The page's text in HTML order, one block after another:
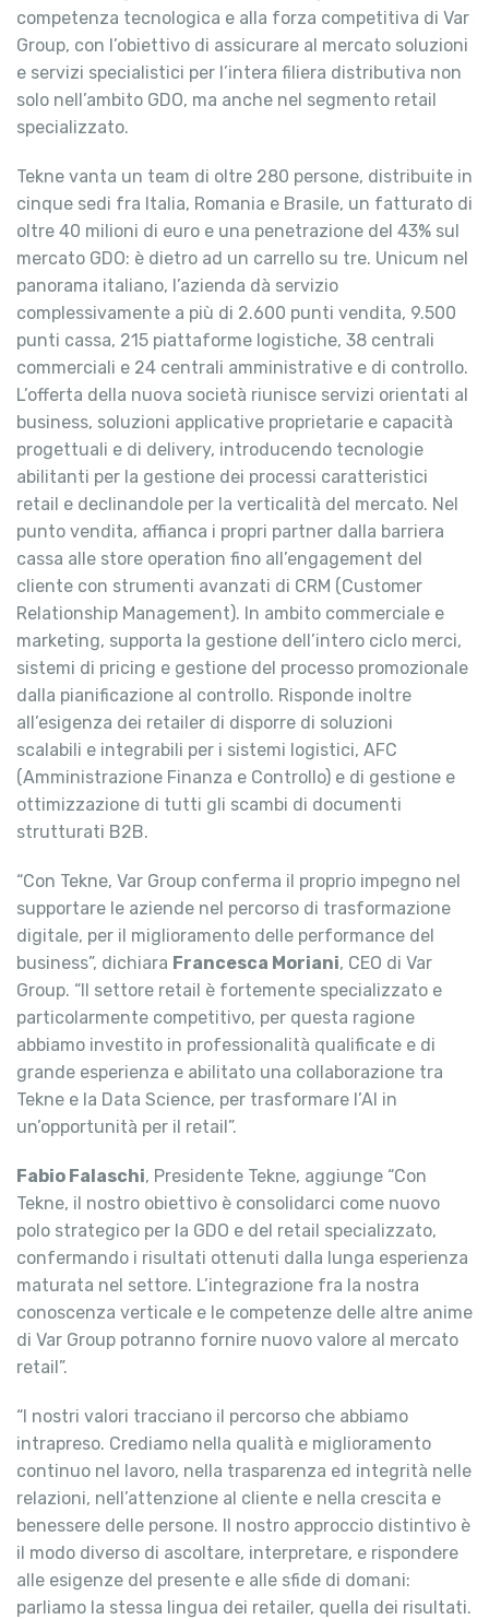
competenza tecnologica e alla forza competitiva di Var
Group, con l’obiettivo di assicurare al mercato soluzioni
e servizi specialistici per l’intera filiera distributiva non
solo nell’ambito GDO, ma anche nel segmento retail
specializzato.
Tekne vanta un team di oltre 280 persone, distribuite in
cinque sedi fra Italia, Romania e Brasile, un fatturato di
oltre 40 milioni di euro e una penetrazione del 43% sul
mercato GDO: è dietro ad un carrello su tre. Unicum nel
panorama italiano, l’azienda dà servizio
complessivamente a più di 2.600 punti vendita, 9.500
punti cassa, 215 piattaforme logistiche, 38 centrali
commerciali e 24 centrali amministrative e di controllo.
L’offerta della nuova società riunisce servizi orientati al
business, soluzioni applicative proprietarie e capacità
progettuali e di delivery, introducendo tecnologie
abilitanti per la gestione dei processi caratteristici
retail e declinandole per la verticalità del mercato. Nel
punto vendita, affianca i propri partner dalla barriera
cassa alle store operation fino all’engagement del
cliente con strumenti avanzati di CRM (Customer
Relationship Management). In ambito commerciale e
marketing, supporta la gestione dell’intero ciclo merci,
sistemi di pricing e gestione del processo promozionale
dalla pianificazione al controllo. Risponde inoltre
all’esigenza dei retailer di disporre di soluzioni
scalabili e integrabili per i sistemi logistici, AFC
(Amministrazione Finanza e Controllo) e di gestione e
ottimizzazione di tutti gli scambi di documenti
strutturati B2B.
“Con Tekne, Var Group conferma il proprio impegno nel
supportare le aziende nel percorso di trasformazione
digitale, per il miglioramento delle performance del
business”, dichiara Francesca Moriani, CEO di Var
Group. “Il settore retail è fortemente specializzato e
particolarmente competitivo, per questa ragione
abbiamo investito in professionalità qualificate e di
grande esperienza e abilitato una collaborazione tra
Tekne e la Data Science, per trasformare l’AI in
un’opportunità per il retail”.
Fabio Falaschi, Presidente Tekne, aggiunge “Con
Tekne, il nostro obiettivo è consolidarci come nuovo
polo strategico per la GDO e del retail specializzato,
confermando i risultati ottenuti dalla lunga esperienza
maturata nel settore. L’integrazione fra la nostra
conoscenza verticale e le competenze delle altre anime
di Var Group potranno fornire nuovo valore al mercato
retail”.
“I nostri valori tracciano il percorso che abbiamo
intrapreso. Crediamo nella qualità e miglioramento
continuo nel lavoro, nella trasparenza ed integrità nelle
relazioni, nell’attenzione al cliente e nella crescita e
benessere delle persone. Il nostro approccio distintivo è
il modo diverso di ascoltare, interpretare, e rispondere
alle esigenze del presente e alle sfide di domani:
parliamo la stessa lingua dei retailer, quella dei risultati.